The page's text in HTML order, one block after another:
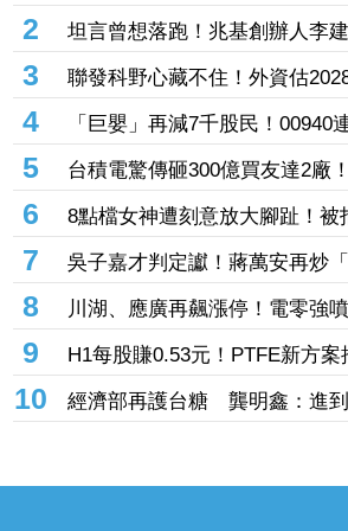
1
台勝科、愛普9檔提前出關！台
禁閉新制今上路 禾伸堂、蔚
2
坦言曾想落跑！兆基創辦人李
品遭羈押 痛訴「我被設局」
3
聯發科野心藏不住！外資估
元 ASIC市占率衝20％、明年
4
「巨嬰」再減7千股民！00940
買進日 年化配息率4%「這天
5
台積電驚傳砸300億買友達2廠
搶攻先進封裝
6
8點檔女神遭刻意放大腳趾！
邱子芯無奈親回真相
7
吳子嘉才判定讞！蔣萬安再炒
楚茵怒轟「惡質」：為選舉搭
8
川湖、應廣再飆漲停！電零強
定穎投控齊亮燈 南亞科、所羅
住
9
H1每股賺0.53元！PTFE新方
廠」上半年獲利改善 AI、半
經濟部再護台糖 龔明鑫：進